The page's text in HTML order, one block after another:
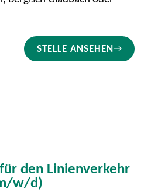
STELLE ANSEHEN
den Linienverkehr
w/d)